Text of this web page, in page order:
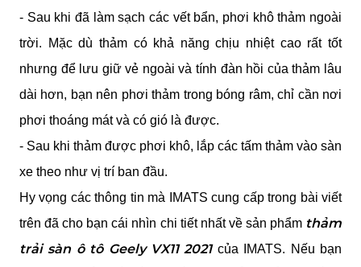
- Sau khi đã làm sạch các vết bẩn, phơi khô thảm ngoài
trời. Mặc dù thảm có khả năng chịu nhiệt cao rất tốt
nhưng để lưu giữ vẻ ngoài và tính đàn hồi của thảm lâu
dài hơn, bạn nên phơi thảm trong bóng râm, chỉ cần nơi
phơi thoáng mát và có gió là được.
- Sau khi thảm được phơi khô, lắp các tấm thảm vào sàn
xe theo như vị trí ban đầu.
Hy vọng các thông tin mà IMATS cung cấp trong bài viết
trên đã cho bạn cái nhìn chi tiết nhất về sản phẩm thảm
trải sàn ô tô Geely VX11 2021 của IMATS. Nếu bạn